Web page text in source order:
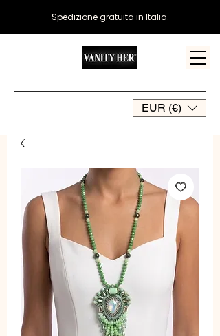
EUR (€)
Spedizione gratuita in Italia.